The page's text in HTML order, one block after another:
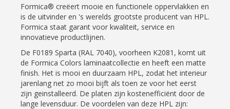
Formica® creëert mooie en functionele oppervlakken en
is de uitvinder en 's werelds grootste producent van HPL.
Formica staat garant voor kwaliteit, service en
innovatieve productlijnen.
De F0189 Sparta (RAL 7040), voorheen K2081, komt uit
de Formica Colors laminaatcollectie en heeft een matte
finish. Het is mooi en duurzaam HPL, zodat het interieur
jarenlang net zo mooi bijft als toen ze voor het eerst
zijn geinstalleerd. De platen zijn kostenefficiënt door de
lange levensduur. De voordelen van deze HPL zijn: